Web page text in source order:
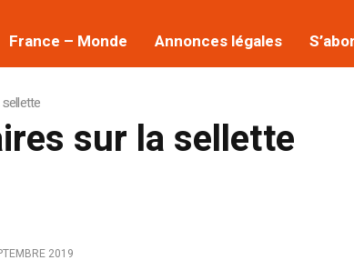
France – Monde Annonces légales
sur la sellette
2019